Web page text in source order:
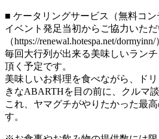
■ ケータリングサービス（無料コン
イベント発足当初からご協力いた
（https://renewal.hotespa.net/dormyinn/
毎回大行列が出来る美味しいラン
頂く予定です。
美味しいお料理を食べながら、ド
きなABARTHを目の前に、クルマ
これ、ヤマグチがやりたかった最
す。